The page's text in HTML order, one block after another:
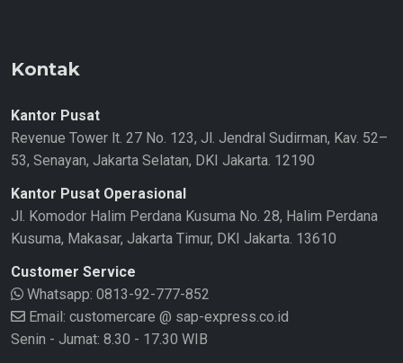
Kontak
Kantor Pusat
Revenue Tower lt. 27 No. 123, Jl. Jendral Sudirman, Kav. 52–
53, Senayan, Jakarta Selatan, DKI Jakarta. 12190
Kantor Pusat Operasional
Jl. Komodor Halim Perdana Kusuma No. 28, Halim Perdana
Kusuma, Makasar, Jakarta Timur, DKI Jakarta. 13610
Customer Service
Whatsapp: 0813-92-777-852
Email: customercare @ sap-express.co.id
Senin - Jumat: 8.30 - 17.30 WIB